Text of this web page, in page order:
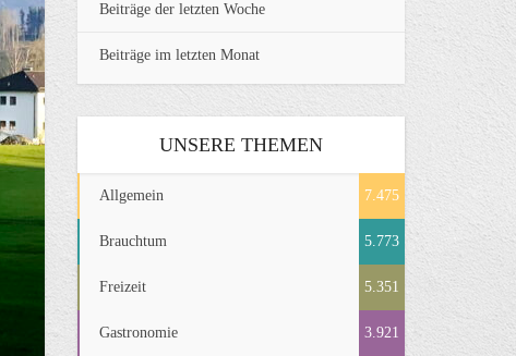
Beiträge der letzten Woche
Beiträge im letzten Monat
UNSERE THEMEN
Allgemein 7.475
Brauchtum 5.773
Freizeit 5.351
Gastronomie 3.921